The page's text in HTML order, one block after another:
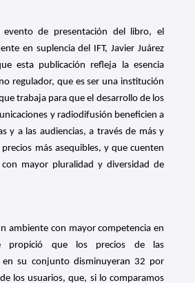
de presentación del libro, el
en suplencia del IFT, Javier Juárez
esta publicación refleja la esencia
regulador, que es ser una institución
trabaja para que el desarrollo de los
y radiodifusión beneficien a
y a las audiencias, a través de más y
más asequibles, y que cuenten
mayor pluralidad y diversidad de
ambiente con mayor competencia en
propició que los precios de las
en su conjunto disminuyeran 32 por
los usuarios, que, si lo comparamos